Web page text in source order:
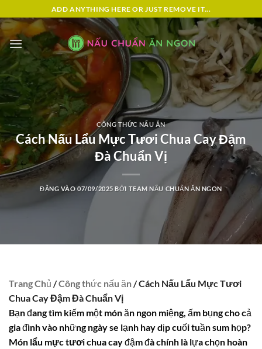
qua
nội
dung
ADD ANYTHING HERE OR JUST REMOVE IT...
CÔNG THỨC NẤU ĂN
Cách Nấu Lẩu Mực Tươi Chua Cay Đậm
Đà Chuẩn Vị
ĐĂNG VÀO07/09/2025 BỞI TEAM NẤU CHUẨN ĂN NGON
Trang Chủ /Công thức nấu ăn/ Cách Nấu Lẩu Mực Tươi
Chua Cay Đậm Đà Chuẩn Vị
Bạn đang tìm kiếm một món ăn ngon miệng, ấm bụng cho cả
gia đình vào những ngày se lạnh hay dịp cuối tuần sum họp?
Món lẩu mực tươichua cay đậm đà chính là lựa chọn hoàn